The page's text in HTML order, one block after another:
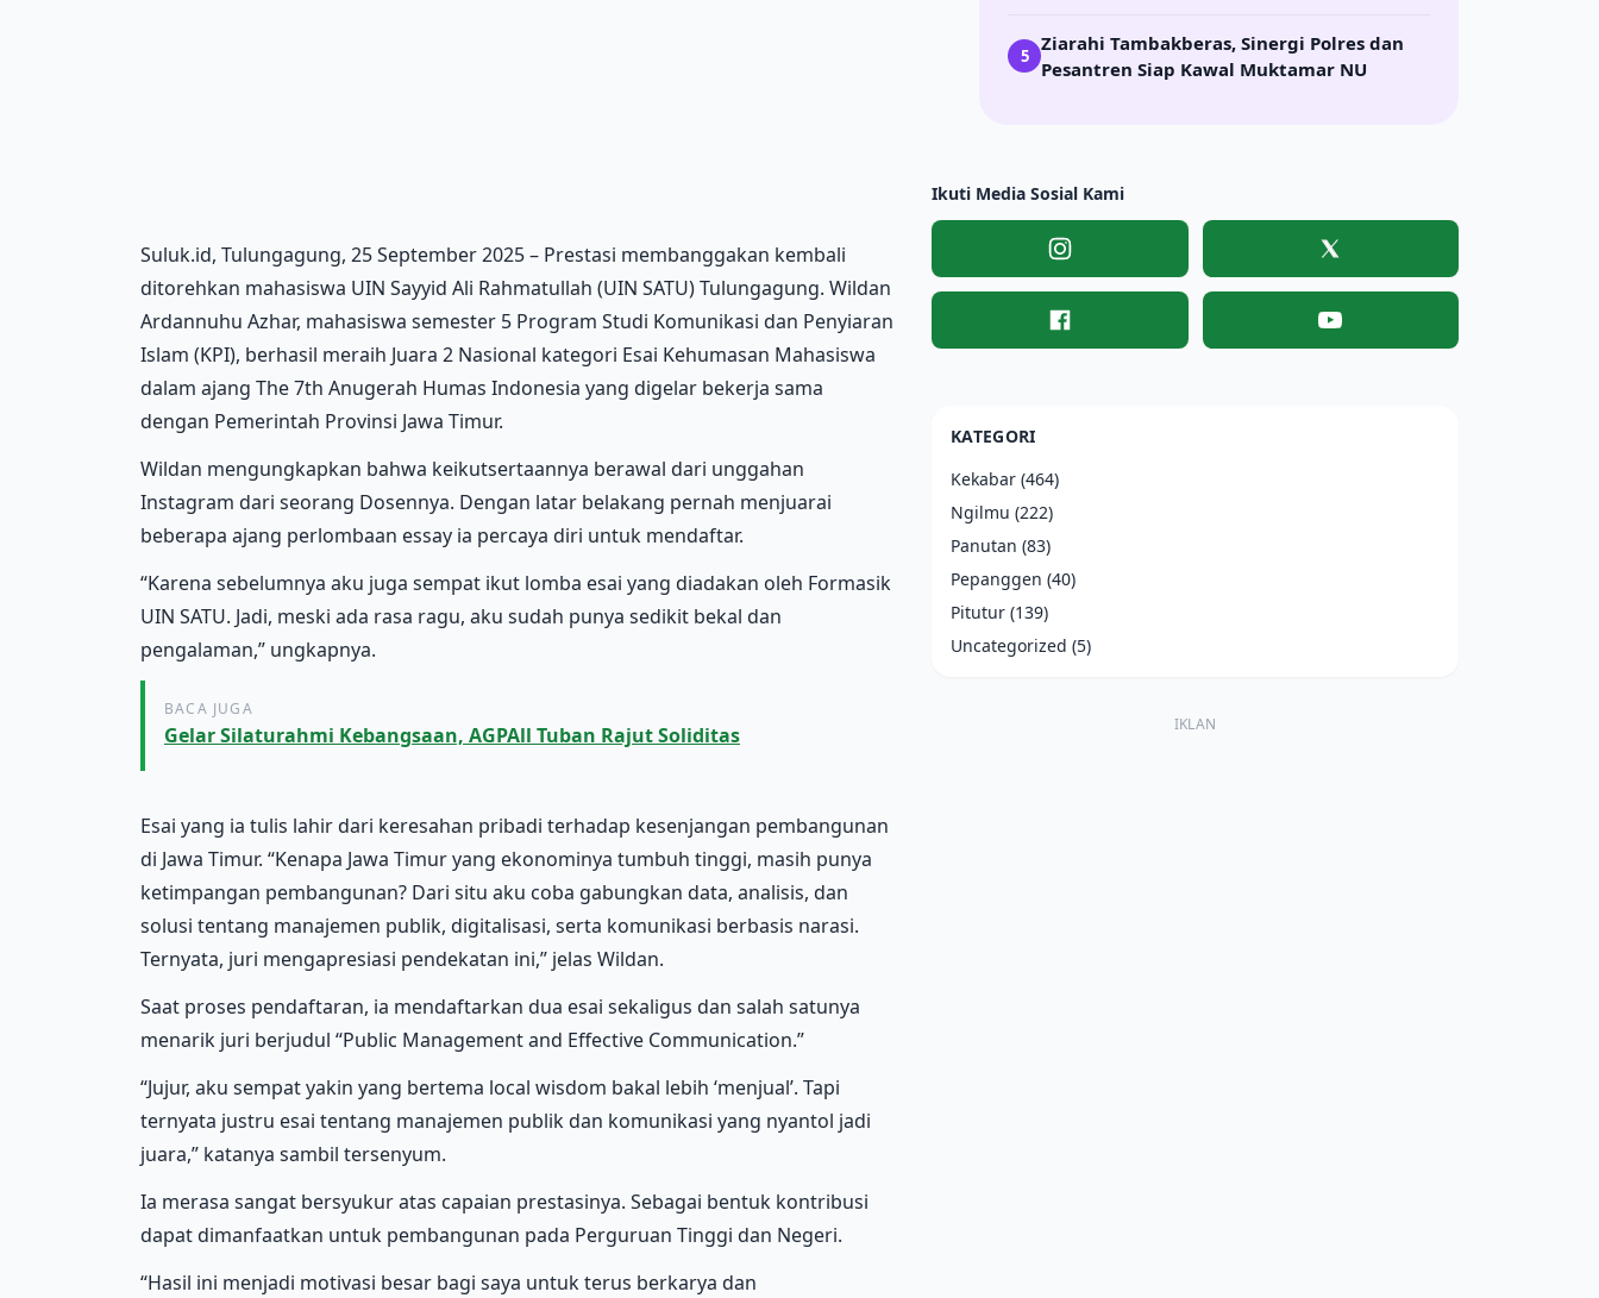
Suluk.id, Tulungagung, 25 September 2025 – Prestasi membanggakan kembali
ditorehkan mahasiswa UIN Sayyid Ali Rahmatullah (UIN SATU) Tulungagung. Wildan
Ardannuhu Azhar, mahasiswa semester 5 Program Studi Komunikasi dan Penyiaran
Islam (KPI), berhasil meraih Juara 2 Nasional kategori Esai Kehumasan Mahasiswa
dalam ajang The 7th Anugerah Humas Indonesia yang digelar bekerja sama
dengan Pemerintah Provinsi Jawa Timur.
Wildan mengungkapkan bahwa keikutsertaannya berawal dari unggahan
Instagram dari seorang Dosennya. Dengan latar belakang pernah menjuarai
beberapa ajang perlombaan essay ia percaya diri untuk mendaftar.
“Karena sebelumnya aku juga sempat ikut lomba esai yang diadakan oleh Formasik
UIN SATU. Jadi, meski ada rasa ragu, aku sudah punya sedikit bekal dan
pengalaman,” ungkapnya.
BACA JUGA
Gelar Silaturahmi Kebangsaan, AGPAll Tuban Rajut Soliditas
Esai yang ia tulis lahir dari keresahan pribadi terhadap kesenjangan pembangunan
di Jawa Timur. “Kenapa Jawa Timur yang ekonominya tumbuh tinggi, masih punya
ketimpangan pembangunan? Dari situ aku coba gabungkan data, analisis, dan
solusi tentang manajemen publik, digitalisasi, serta komunikasi berbasis narasi.
Ternyata, juri mengapresiasi pendekatan ini,” jelas Wildan.
Saat proses pendaftaran, ia mendaftarkan dua esai sekaligus dan salah satunya
menarik juri berjudul “Public Management and Effective Communication.”
“Jujur, aku sempat yakin yang bertema local wisdom bakal lebih ‘menjual’. Tapi
ternyata justru esai tentang manajemen publik dan komunikasi yang nyantol jadi
juara,” katanya sambil tersenyum.
Ia merasa sangat bersyukur atas capaian prestasinya. Sebagai bentuk kontribusi
dapat dimanfaatkan untuk pembangunan pada Perguruan Tinggi dan Negeri.
“Hasil ini menjadi motivasi besar bagi saya untuk terus berkarya dan
5
Ziarahi Tambakberas, Sinergi Polres dan
Pesantren Siap Kawal Muktamar NU
Ikuti Media Sosial Kami
Instagram X
Facebook YouTube
KATEGORI
Kekabar (464)
Ngilmu (222)
Panutan (83)
Pepanggen (40)
Pitutur (139)
Uncategorized (5)
IKLAN